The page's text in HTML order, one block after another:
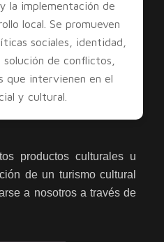
la implementación de
local. Se promueven
sociales, identidad,
de conflictos,
que intervienen en el
y cultural.
productos culturales u
de un turismo cultural
a nosotros a través de